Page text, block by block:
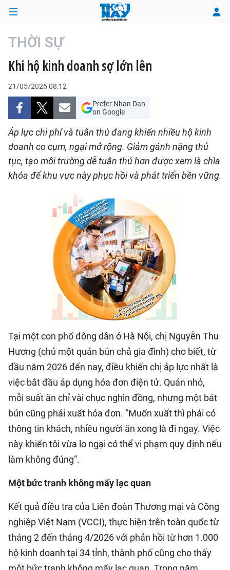
TRANG CHỦ
THỜI SỰ
CHÍNH TRỊ
XÃ HỘI
KINH TẾ
VĂN HÓA - VĂN NGHỆ
HỒ SƠ - TƯ LIỆU
NHÂN DÂN ĐIỆN TỬ
NHÂN DÂN HẰNG THÁNG
NHÂN DÂN CUỐI TUẦN
THỜI SỰ
Khi hộ kinh doanh sợ lớn lên
21/05/2026 08:12
Prefer Nhan Dan
on Google
Áp lực chi phí và tuân thủ đang khiến nhiều hộ kinh
doanh co cụm, ngại mở rộng. Giảm gánh nặng thủ
tục, tạo môi trường dễ tuân thủ hơn được xem là chìa
khóa để khu vực này phục hồi và phát triển bền vững.
Tại một con phố đông dân ở Hà Nội, chị Nguyễn Thu
Hương (chủ một quán bún chả gia đình) cho biết, từ
đầu năm 2026 đến nay, điều khiến chị áp lực nhất là
việc bắt đầu áp dụng hóa đơn điện tử. Quán nhỏ,
mỗi suất ăn chỉ vài chục nghìn đồng, nhưng một bát
bún cũng phải xuất hóa đơn. “Muốn xuất thì phải có
thông tin khách, nhiều người ăn xong là đi ngay. Việc
này khiến tôi vừa lo ngại có thể vi phạm quy định nếu
làm không đúng”.
Một bức tranh không mấy lạc quan
Kết quả điều tra của Liên đoàn Thương mại và Công
nghiệp Việt Nam (VCCI), thực hiện trên toàn quốc từ
tháng 2 đến tháng 4/2026 với phản hồi từ hơn 1.000
hộ kinh doanh tại 34 tỉnh, thành phố cũng cho thấy